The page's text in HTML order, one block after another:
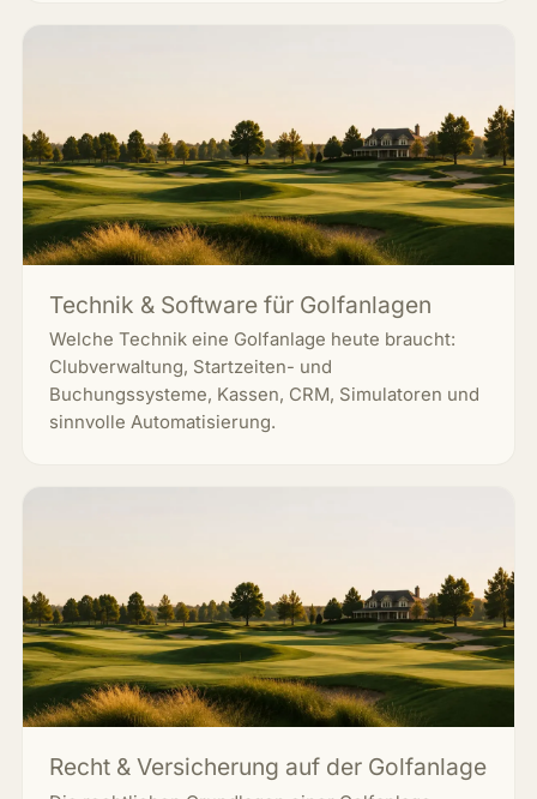
Technik & Software für Golfanlagen
Welche Technik eine Golfanlage heute braucht:
Clubverwaltung, Startzeiten- und
Buchungssysteme, Kassen, CRM, Simulatoren und
sinnvolle Automatisierung.
Recht & Versicherung auf der Golfanlage